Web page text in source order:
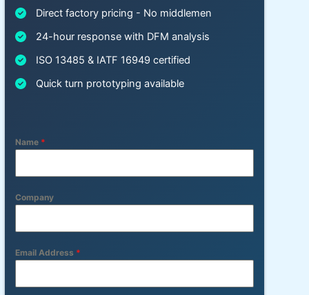
Direct factory pricing - No middlemen
24-hour response with DFM analysis
ISO 13485 & IATF 16949 certified
Quick turn prototyping available
Name *
Company
Email Address *